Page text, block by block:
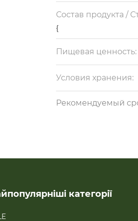
Состав продукта /
{
Пищевая ценность:
{
Условия хранения:
{
Рекомендуемый
категорії